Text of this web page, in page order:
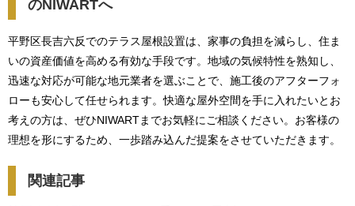
のNIWARTへ
平野区長吉六反でのテラス屋根設置は、家事の負担を減らし、住ま
いの資産価値を高める有効な手段です。地域の気候特性を熟知し、
迅速な対応が可能な地元業者を選ぶことで、施工後のアフターフォ
ローも安心して任せられます。快適な屋外空間を手に入れたいとお
考えの方は、ぜひNIWARTまでお気軽にご相談ください。お客様の
理想を形にするため、一歩踏み込んだ提案をさせていただきます。
関連記事